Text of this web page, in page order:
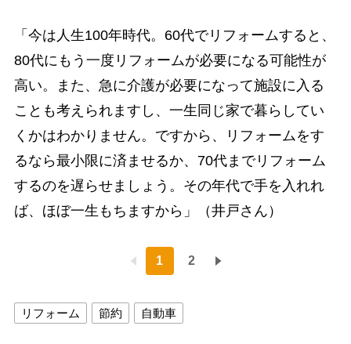
「今は人生100年時代。60代でリフォームすると、
80代にもう一度リフォームが必要になる可能性が
高い。また、急に介護が必要になって施設に入る
ことも考えられますし、一生同じ家で暮らしてい
くかはわかりません。ですから、リフォームをす
るなら最小限に済ませるか、70代までリフォーム
するのを遅らせましょう。その年代で手を入れれ
ば、ほぼ一生もちますから」（井戸さん）
1 2
リフォーム 節約 自動車